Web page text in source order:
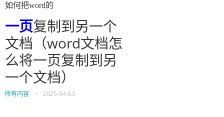
如何把word的
一页复制到另一个
文档（word文档怎
么将一页复制到另
一个文档）
所有内容 • 2025-04-03